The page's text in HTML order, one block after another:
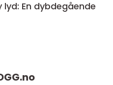
En dybdegående
no